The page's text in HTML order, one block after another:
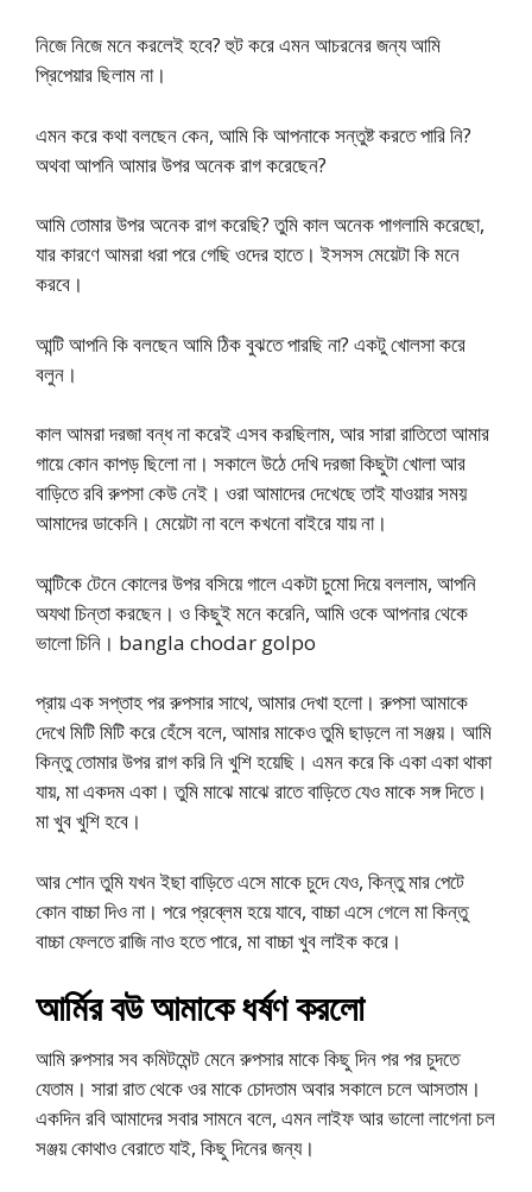
নিজে নিজে মনে করলেই হবে? হুট করে এমন আচরনের জন্য আমি
প্রিপেয়ার ছিলাম না।
এমন করে কথা বলছেন কেন, আমি কি আপনাকে সন্তুষ্ট করতে পারি নি?
অথবা আপনি আমার উপর অনেক রাগ করেছেন?
আমি তোমার উপর অনেক রাগ করেছি? তুমি কাল অনেক পাগলামি করেছো,
যার কারণে আমরা ধরা পরে গেছি ওদের হাতে। ইসসস মেয়েটা কি মনে
করবে।
আন্টি আপনি কি বলছেন আমি ঠিক বুঝতে পারছি না? একটু খোলসা করে
বলুন।
কাল আমরা দরজা বন্ধ না করেই এসব করছিলাম, আর সারা রাতিতো আমার
গায়ে কোন কাপড় ছিলো না। সকালে উঠে দেখি দরজা কিছুটা খোলা আর
বাড়িতে রবি রুপসা কেউ নেই। ওরা আমাদের দেখেছে তাই যাওয়ার সময়
আমাদের ডাকেনি। মেয়েটা না বলে কখনো বাইরে যায় না।
আন্টিকে টেনে কোলের উপর বসিয়ে গালে একটা চুমো দিয়ে বললাম, আপনি
অযথা চিন্তা করছেন। ও কিছুই মনে করেনি, আমি ওকে আপনার থেকে
ভালো চিনি। bangla chodar golpo
প্রায় এক সপ্তাহ পর রুপসার সাথে, আমার দেখা হলো। রুপসা আমাকে
দেখে মিটি মিটি করে হেঁসে বলে, আমার মাকেও তুমি ছাড়লে না সঞ্জয়। আমি
কিন্তু তোমার উপর রাগ করি নি খুশি হয়েছি। এমন করে কি একা একা থাকা
যায়, মা একদম একা। তুমি মাঝে মাঝে রাতে বাড়িতে যেও মাকে সঙ্গ দিতে।
মা খুব খুশি হবে।
আর শোন তুমি যখন ইছা বাড়িতে এসে মাকে চুদে যেও, কিন্তু মার পেটে
কোন বাচ্চা দিও না। পরে প্রব্লেম হয়ে যাবে, বাচ্চা এসে গেলে মা কিন্তু
বাচ্চা ফেলতে রাজি নাও হতে পারে, মা বাচ্চা খুব লাইক করে।
আর্মির বউ আমাকে ধর্ষণ করলো
আমি রুপসার সব কমিটমেন্ট মেনে রুপসার মাকে কিছু দিন পর পর চুদতে
যেতাম। সারা রাত থেকে ওর মাকে চোদতাম অবার সকালে চলে আসতাম।
একদিন রবি আমাদের সবার সামনে বলে, এমন লাইফ আর ভালো লাগেনা চল
সঞ্জয় কোথাও বেরাতে যাই, কিছু দিনের জন্য।